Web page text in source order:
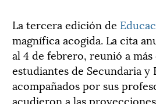
La tercera edición de
magnífica acogida. La cita
al 4 de febrero, reunió a más
estudiantes de Secundaria y
acompañados por sus
acudieron a las